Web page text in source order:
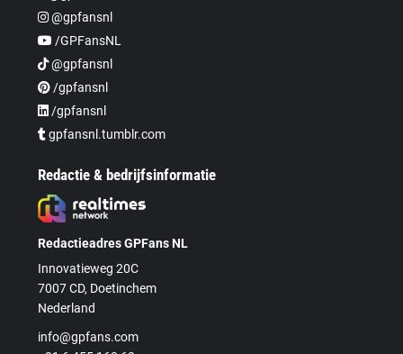
@gpfansnl
/GPFansNL
@gpfansnl
/gpfansnl
/gpfansnl
gpfansnl.tumblr.com
Redactie & bedrijfsinformatie
Redactieadres GPFans NL
Innovatieweg 20C
7007 CD, Doetinchem
Nederland
info@gpfans.com